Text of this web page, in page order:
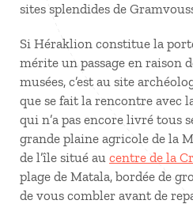
sites splendides de
Si Héraklion constitue la
mérite un passage en raison
musées, c’est au site
que se fait la rencontre avec
qui n’a pas encore livré tous
grande plaine agricole de la
de l’île situé au centre de la
plage de Matala, bordée de
de vous combler avant de